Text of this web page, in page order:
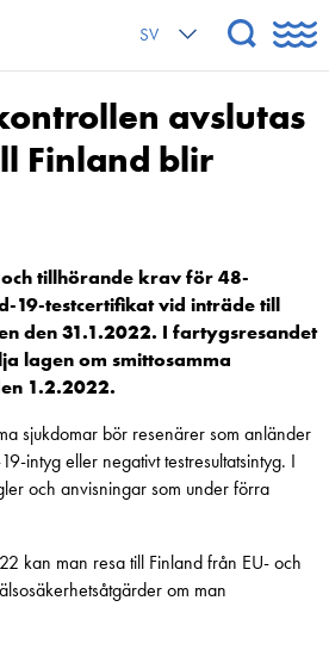
SV
avslutas
Finland blir
tillhörande krav för 48-
19-testcertifikat vid inträde till
den 31.1.2022. I fartygsresandet
lagen om smittosamma
1.2.2022.
sjukdomar bör resenärer som anländer
intyg eller negativt testresultatsintyg. I
och anvisningar som under förra
kan man resa till Finland från EU- och
om man